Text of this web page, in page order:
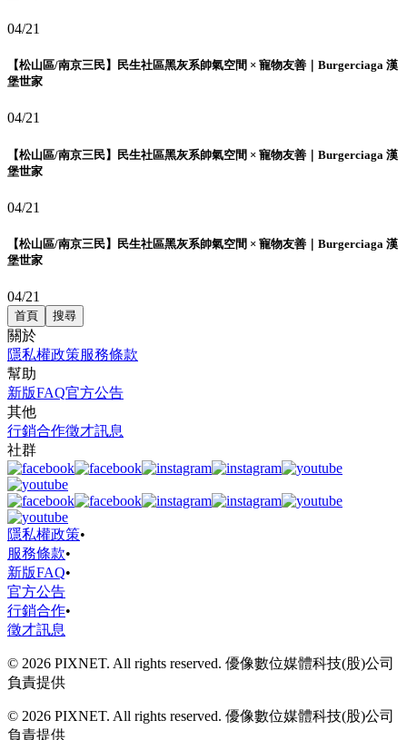
04/21
【松山區/南京三民】民生社區黑灰系帥氣空間 × 寵物友善｜Burgerciaga 漢
堡世家
04/21
【松山區/南京三民】民生社區黑灰系帥氣空間 × 寵物友善｜Burgerciaga 漢
堡世家
04/21
【松山區/南京三民】民生社區黑灰系帥氣空間 × 寵物友善｜Burgerciaga 漢
堡世家
04/21
首頁 搜尋
關於
隱私權政策服務條款
幫助
新版FAQ官方公告
其他
行銷合作徵才訊息
社群
隱私權政策•
服務條款•
新版FAQ•
官方公告
行銷合作•
徵才訊息
© 2026 PIXNET. All rights reserved. 優像數位媒體科技(股)公司
負責提供
© 2026 PIXNET. All rights reserved. 優像數位媒體科技(股)公司
負責提供